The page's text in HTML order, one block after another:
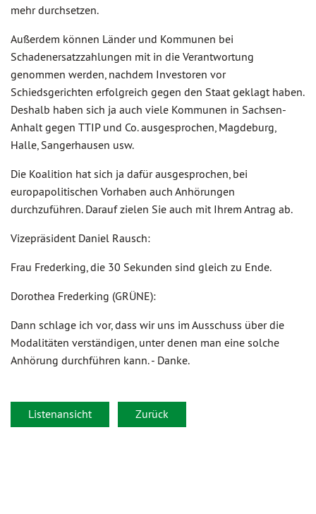
mehr durchsetzen.
Außerdem können Länder und Kommunen bei
Schadenersatzzahlungen mit in die Verantwortung
genommen werden, nachdem Investoren vor
Schiedsgerichten erfolgreich gegen den Staat geklagt haben.
Deshalb haben sich ja auch viele Kommunen in Sachsen-
Anhalt gegen TTIP und Co. ausgesprochen, Magdeburg,
Halle, Sangerhausen usw.
Die Koalition hat sich ja dafür ausgesprochen, bei
europapolitischen Vorhaben auch Anhörungen
durchzuführen. Darauf zielen Sie auch mit Ihrem Antrag ab.
Vizepräsident Daniel Rausch:
Frau Frederking, die 30 Sekunden sind gleich zu Ende.
Dorothea Frederking (GRÜNE):
Dann schlage ich vor, dass wir uns im Ausschuss über die
Modalitäten verständigen, unter denen man eine solche
Anhörung durchführen kann. - Danke.
Listenansicht Zurück